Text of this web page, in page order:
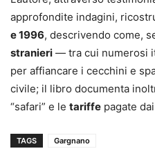
approfondite indagini,
e 1996, descrivendo come,
stranieri — tra cui numerosi
per affiancare i cecchini e
civile; il libro documenta
“safari” e le tariffe pagate
TAGS Gargnano